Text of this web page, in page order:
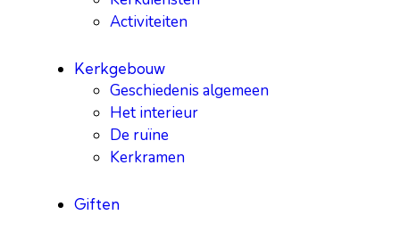
Activiteiten
Kerkgebouw
Geschiedenis algemeen
Het interieur
De ruïne
Kerkramen
Giften